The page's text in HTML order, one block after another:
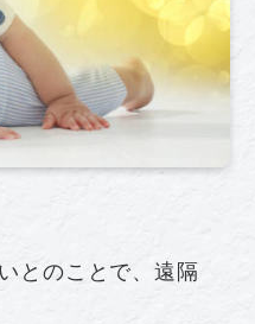
とのことで、遠隔